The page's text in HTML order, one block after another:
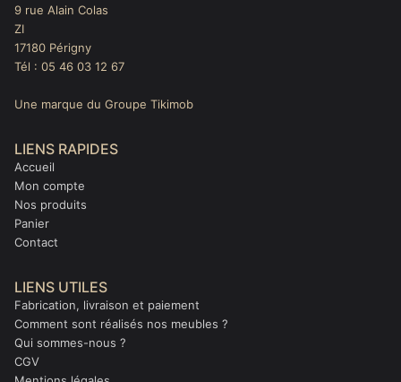
9 rue Alain Colas
ZI
17180 Périgny
Tél : 05 46 03 12 67
Une marque du Groupe Tikimob
LIENS RAPIDES
Accueil
Mon compte
Nos produits
Panier
Contact
LIENS UTILES
Fabrication, livraison et paiement
Comment sont réalisés nos meubles ?
Qui sommes-nous ?
CGV